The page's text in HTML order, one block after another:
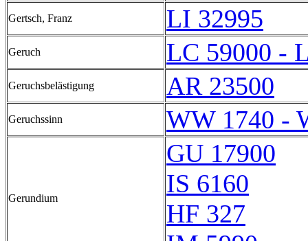
Gertsch, Franz LI 32995
Geruch LC 59000 -
Geruchsbelästigung AR 23500
Geruchssinn WW 1740 -
Gerundium
GU 17900
IS 6160
HF 327